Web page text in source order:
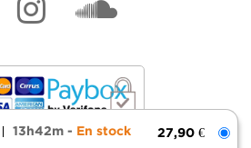
13h42m En stock 27,90 €